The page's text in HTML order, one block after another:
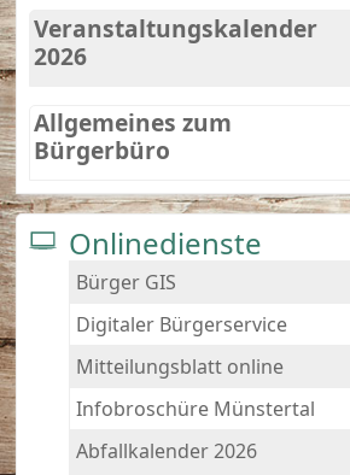
Veranstaltungskalender
2026
Allgemeines zum
Bürgerbüro
Onlinedienste
Bürger GIS
Digitaler Bürgerservice
Mitteilungsblatt online
Infobroschüre Münstertal
Abfallkalender 2026